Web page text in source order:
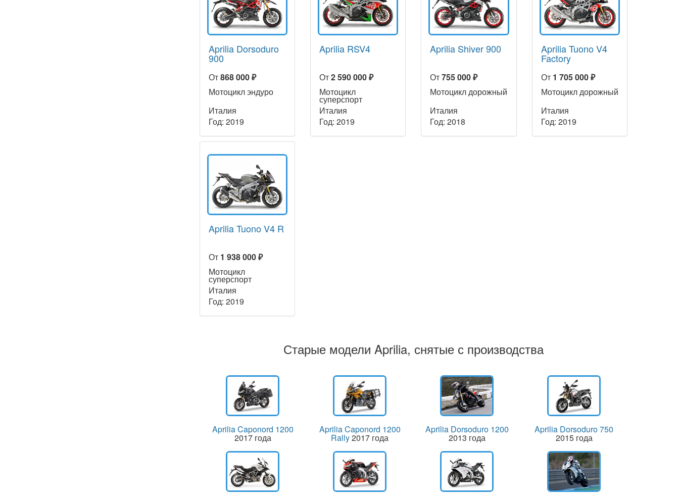
Aprilia Dorsoduro
900
От868 000 ₽
Мотоцикл эндуро
Италия
Год: 2019
Aprilia RSV4
От2 590 000 ₽
Мотоцикл
суперспорт
Италия
Год: 2019
Aprilia Shiver 900
От755 000 ₽
Мотоцикл дорожный
Италия
Год: 2018
Aprilia Tuono V4
Factory
От 1 705 000 ₽
Мотоцикл дорожный
Италия
Год: 2019
Aprilia Tuono V4 R
От 1 938 000 ₽
Мотоцикл
суперспорт
Италия
Год: 2019
Старые модели Aprilia, снятые с производства
Aprilia Caponord 1200
2017 года
Aprilia Caponord 1200
Rally2017 года
Aprilia Dorsoduro 1200
2013 года
Aprilia Dorsoduro 750
2015 года